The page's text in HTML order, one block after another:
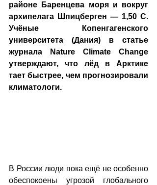
районе Баренцева моря и вокруг
архипелага Шпицберген — 1,50 С.
Учёные Копенгагенского
университета (Дания) в статье
журнала Nature Climate Change
утверждают, что лёд в Арктике
тает быстрее, чем прогнозировали
климатологи.
В России люди пока ещё не особенно
обеспокоены угрозой глобального